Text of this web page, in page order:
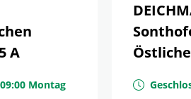
A
09:00 Montag